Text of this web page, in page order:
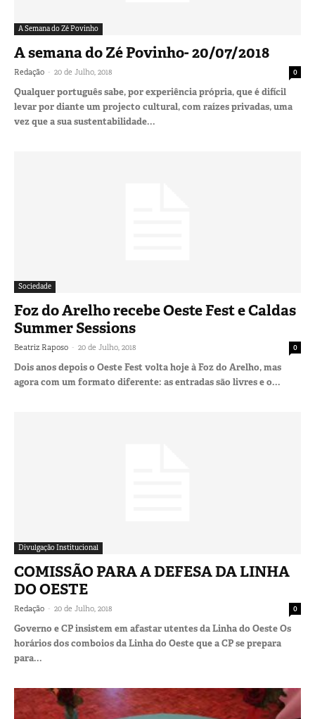
A Semana do Zé Povinho
A semana do Zé Povinho- 20/07/2018
Redação - 20 de Julho, 2018 0
Qualquer português sabe, por experiência própria, que é difícil
levar por diante um projecto cultural, com raízes privadas, uma
vez que a sua sustentabilidade...
Sociedade
Foz do Arelho recebe Oeste Fest e Caldas
Summer Sessions
Beatriz Raposo - 20 de Julho, 2018 0
Dois anos depois o Oeste Fest volta hoje à Foz do Arelho, mas
agora com um formato diferente: as entradas são livres e o...
Divulgação Institucional
COMISSÃO PARA A DEFESA DA LINHA
DO OESTE
Redação - 20 de Julho, 2018 0
Governo e CP insistem em afastar utentes da Linha do Oeste Os
horários dos comboios da Linha do Oeste que a CP se prepara
para...